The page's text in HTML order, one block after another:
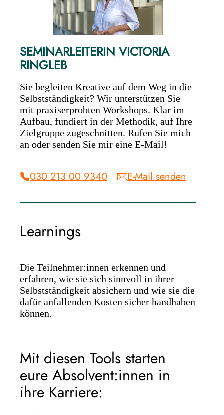
SEMINARLEITERIN VICTORIA
RINGLEB
Sie begleiten Kreative auf dem Weg in die
Selbstständigkeit? Wir unterstützen Sie
mit praxiserprobten Workshops. Klar im
Aufbau, fundiert in der Methodik, auf Ihre
Zielgruppe zugeschnitten. Rufen Sie mich
an oder senden Sie mir eine E-Mail!
030 213 00 9340 E-Mail senden
Learnings
Die Teilnehmer:innen erkennen und
erfahren, wie sie sich sinnvoll in ihrer
Selbstständigkeit absichern und wie sie die
dafür anfallenden Kosten sicher handhaben
können.
Mit diesen Tools starten
eure Absolvent:innen in
ihre Karriere: